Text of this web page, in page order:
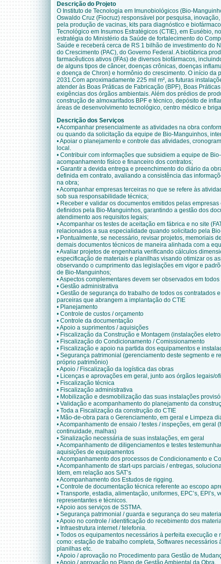
Descrição do Projeto
O Instituto de Tecnologia em Imunobiológicos (Bio-
Oswaldo Cruz (Fiocruz) responsável por pesquisa,
pela produção de vacinas, kits para diagnóstico e
Tecnológico em Insumos Estratégicos (CTIE), em Eusébio,
estratégia do Ministério da Saúde de fortalecimento do
Saúde e receberá cerca de RS 1 bilhão de investimento do
do Crescimento (PAC), do Governo Federal. A biofábrica
farmacêuticos ativos (IFAs) de diversos biofármacos,
de alguns tipos de câncer, doenças crônicas, doenças
e doença de Chron) e hormônio do crescimento. O início da
2031.Com aproximadamente 225 mil m², as futuras
atender às Boas Práticas de Fabricação (BPF), Boas
exigências dos órgãos ambientais. Além dos prédios de
construção de almoxarifados BPF e técnico, depósito de
áreas de desenvolvimento tecnológico, centro médico e
Descrição dos Serviços
• Acompanhar presencialmente as atividades na obra
ou quando da solicitação da equipe de Bio-Manguinhos,
• Apoiar o planejamento e controle das atividades,
local.
• Contribuir com informações que subsidiem a equipe de
acompanhamento físico e financeiro dos contratos;
• Garantir a devida entrega e preenchimento do diário da
definida em contrato, avaliando a consistência das
na obra;
• Acompanhar empresas terceiras no que se refere às
sob sua responsabilidade técnica;
• Receber e validar os documentos emitidos pelas
definidos pela Bio-Manguinhos, garantindo a gestão dos
atendimento aos requisitos legais;
• Acompanhar os testes de aceitação em fábrica e no site
relacionados a sua especialidade quando solicitado pela
• Pontualmente, se necessário, revisar projetos, memoriais
demais documentos técnicos de maneira alinhada com a
• Avaliar projetos de engenharia verificando cálculos
especificação de materiais e planilhas visando otimizar os
observando o cumprimento das legislações em vigor e
de Bio-Manguinhos;
• Aspectos complementares devem ser observados em
• Gestão administrativa
• Gestão de segurança do trabalho de todos os contratados
parceiras que abrangem a implantação do CTIE
• Planejamento
• Controle de custos / orçamento
• Controle da documentação
• Apoio a suprimentos / aquisições
• Fiscalização da Construção e Montagem (instalações
• Fiscalização do Condicionamento / Comissionamento
• Fiscalização e apoio na partida dos equipamentos e
• Segurança patrimonial (gerenciamento deste segmento e
próprio patrimônio)
• Apoio / Fiscalização da logística das obras
• Licenças e aprovações em geral, junto aos órgãos legais/
• Fiscalização técnica
• Fiscalização administrativa
• Mobilização e desmobilização das suas instalações
• Validação e acompanhamento do planejamento da
• Toda a Fiscalização da construção do CTIE
• Mão-de-obra para o Gerenciamento, em geral e Limpeza
• Acompanhamento de ensaio / testes / inspeções, em geral
continuidade, malhas)
• Sinalização necessária de suas instalações, em geral
• Acompanhamento de diligenciamentos e testes
aquisições de equipamentos
• Acompanhamento dos processos de Condicionamento e
• Acompanhamento de start-ups parciais / entregas,
Idem, em relação aos SAT’s
• Acompanhamento dos Estudos de rigging.
• Controle de documentação técnica referente ao escopo
• Transporte, estadia, alimentação, uniformes, EPC’s, EPI’s,
representantes e técnicos.
• Apoio aos serviços de SSTMA.
• Segurança patrimonial / guarda e segurança do seu
• Apoio no controle / identificação do recebimento dos
• Infraestrutura internet / telefonia.
• Todos os equipamentos necessários à perfeita execução e
como: estação de trabalho completa, Softwares necessários
planilhas etc.
• Apoio / aprovação no Procedimento para Gestão de
• Apoio / aprovação no Plano de Gestão Ambiental da Obra.